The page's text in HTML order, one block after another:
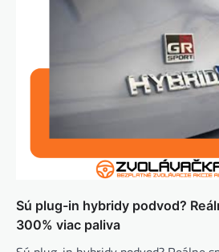
Sú plug-in hybridy podvod?
300% viac paliva